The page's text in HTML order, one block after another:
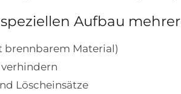
Aufbau
brennbarem Material)
Löscheinsätze